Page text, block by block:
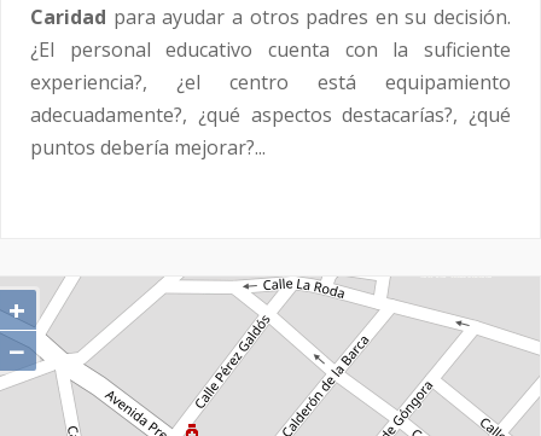
Caridad para ayudar a otros padres en su decisión.
¿El personal educativo cuenta con la suficiente
experiencia?, ¿el centro está equipamiento
adecuadamente?, ¿qué aspectos destacarías?, ¿qué
puntos debería mejorar?...
+
−